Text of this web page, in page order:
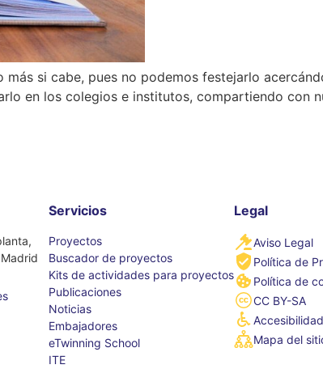
si cabe, pues no podemos festejarlo
en los colegios e institutos, compartiendo con
Servicios
Proyectos
Buscador de proyectos
Kits de actividades para proyectos
Publicaciones
Noticias
Embajadores
eTwinning School
ITE
Legal
Aviso Legal
Política de
Política de
CC BY-SA
Accesibilidad
Mapa del